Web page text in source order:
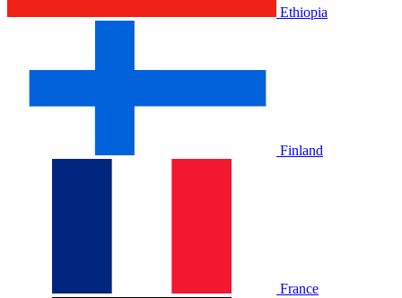
Ethiopia
Finland
France